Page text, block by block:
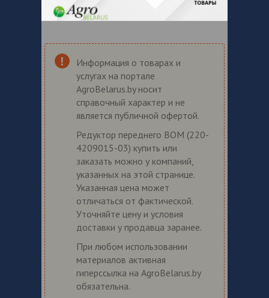
Информация о товарах и
услугах на портале
AgroBelarus.by носит
справочный характер и не
является публичной офертой.
Редуктор переднего ВОМ (220-
4209015-03) купить или
заказать можно у компаний,
указанных на этой странице.
Указанная цена может
отличаться от фактической.
Уточняйте цену и условия
доставки у продавца заранее.
При любом использовании
материалов активная
гиперссылка на AgroBelarus.by
обязательна.